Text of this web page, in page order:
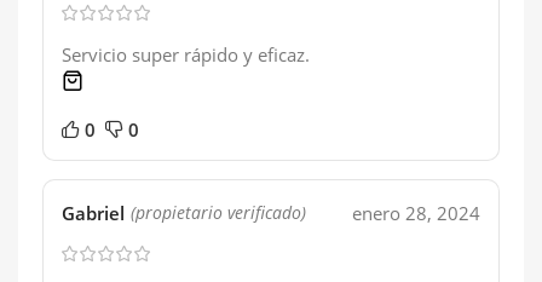
Servicio super rápido y eficaz.
0 0
Gabriel (propietario verificado) enero 28, 2024